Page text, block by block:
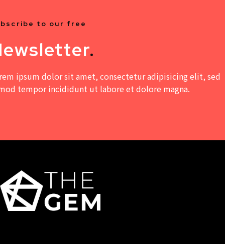
to our free
.
ipsum dolor sit amet, consectetur adipisicing elit, sed
tempor incididunt ut labore et dolore magna.